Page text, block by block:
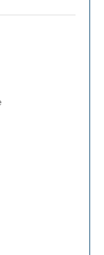
La pagina
domande